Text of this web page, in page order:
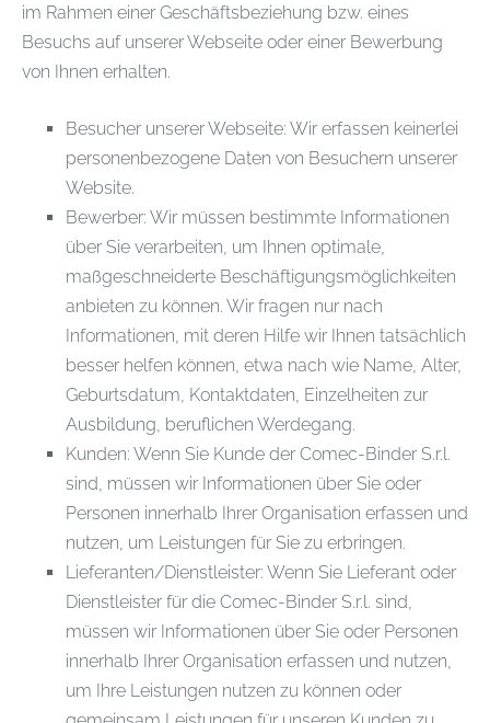
im Rahmen einer Geschäftsbeziehung bzw. eines
Besuchs auf unserer Webseite oder einer Bewerbung
von Ihnen erhalten.
Besucher unserer Webseite: Wir erfassen keinerlei
personenbezogene Daten von Besuchern unserer
Website.
Bewerber: Wir müssen bestimmte Informationen
über Sie verarbeiten, um Ihnen optimale,
maßgeschneiderte Beschäftigungsmöglichkeiten
anbieten zu können. Wir fragen nur nach
Informationen, mit deren Hilfe wir Ihnen tatsächlich
besser helfen können, etwa nach wie Name, Alter,
Geburtsdatum, Kontaktdaten, Einzelheiten zur
Ausbildung, beruflichen Werdegang.
Kunden: Wenn Sie Kunde der Comec-Binder S.r.l.
sind, müssen wir Informationen über Sie oder
Personen innerhalb Ihrer Organisation erfassen und
nutzen, um Leistungen für Sie zu erbringen.
Lieferanten/Dienstleister: Wenn Sie Lieferant oder
Dienstleister für die Comec-Binder S.r.l. sind,
müssen wir Informationen über Sie oder Personen
innerhalb Ihrer Organisation erfassen und nutzen,
um Ihre Leistungen nutzen zu können oder